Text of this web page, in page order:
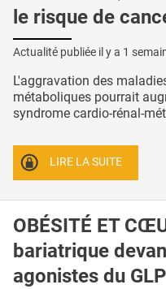
le risque de
Actualité publiée il y a 1
L'aggravation des
métaboliques pourrait
syndrome cardio-rénal-
LIRE LA SUITE
OBÉSITÉ ET
bariatrique
agonistes du